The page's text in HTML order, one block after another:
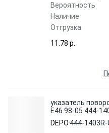
Вероятность
Наличие
Отгрузка
11.78 p.
указатель
E46 98-05 444-
DEPO 444-1403R-